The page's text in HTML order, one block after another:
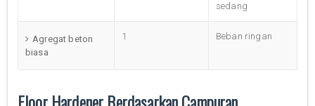
sedang
Agregat beton
biasa
1 Beban ringan